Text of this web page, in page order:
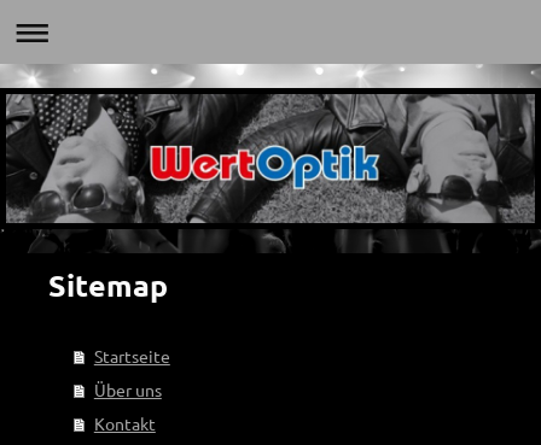
Sitemap
Startseite
Über uns
Kontakt